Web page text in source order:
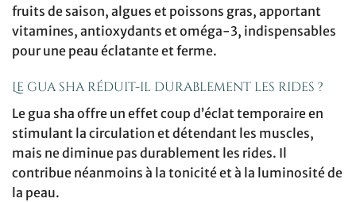
fruits de saison, algues et poissons gras, apportant
vitamines, antioxydants et oméga-3, indispensables
pour une peau éclatante et ferme.
Le gua sha réduit-il durablement les rides ?
Le gua sha offre un effet coup d’éclat temporaire en
stimulant la circulation et détendant les muscles,
mais ne diminue pas durablement les rides. Il
contribue néanmoins à la tonicité et à la luminosité de
la peau.